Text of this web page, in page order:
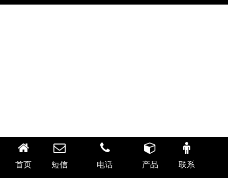
首页 短信 电话 产品 联系